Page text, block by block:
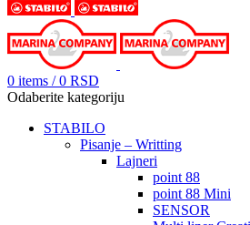
0 items / 0 RSD
Odaberite kategoriju
STABILO
Pisanje – Writting
Lajneri
point 88
point 88 Mini
SENSOR